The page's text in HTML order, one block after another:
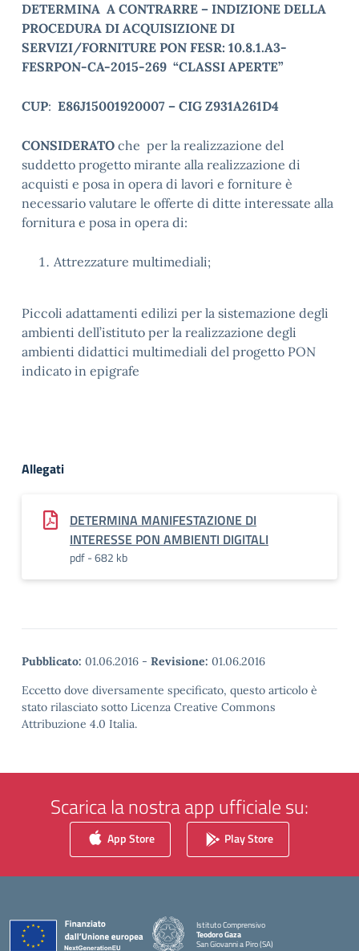
DETERMINA A CONTRARRE – INDIZIONE DELLA
PROCEDURA DI ACQUISIZIONE DI
SERVIZI/FORNITURE PON FESR: 10.8.1.A3-
FESRPON-CA-2015-269 “CLASSI APERTE”
CUP: E86J15001920007 – CIG Z931A261D4
CONSIDERATO che per la realizzazione del
suddetto progetto mirante alla realizzazione di
acquisti e posa in opera di lavori e forniture è
necessario valutare le offerte di ditte interessate alla
fornitura e posa in opera di:
Attrezzature multimediali;
Piccoli adattamenti edilizi per la sistemazione degli
ambienti dell’istituto per la realizzazione degli
ambienti didattici multimediali del progetto PON
indicato in epigrafe
Allegati
DETERMINA MANIFESTAZIONE DI
INTERESSE PON AMBIENTI DIGITALI
pdf - 682 kb
Pubblicato: 01.06.2016 - Revisione: 01.06.2016
Eccetto dove diversamente specificato, questo articolo è
stato rilasciato sotto Licenza Creative Commons
Attribuzione 4.0 Italia.
Scarica la nostra app ufficiale su:
App Store Play Store
Istituto Comprensivo
Teodoro Gaza
San Giovanni a Piro (SA)